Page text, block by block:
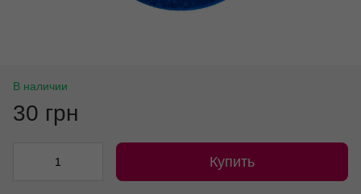
В наличии
30 грн
Купить